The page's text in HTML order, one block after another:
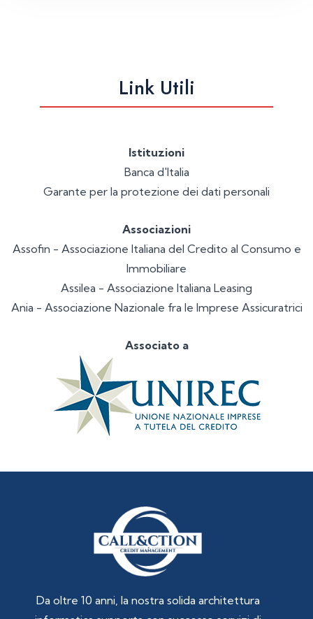
Link Utili
Istituzioni
Banca d'Italia
Garante per la protezione dei dati personali
Associazioni
Assofin - Associazione Italiana del Credito al Consumo e
Immobiliare
Assilea - Associazione Italiana Leasing
Ania - Associazione Nazionale fra le Imprese Assicuratrici
Associato a
Da oltre 10 anni, la nostra solida architettura